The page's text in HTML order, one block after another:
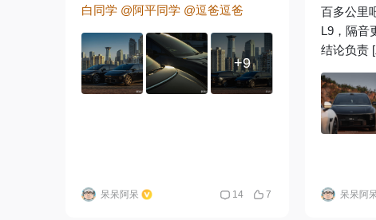
白同学 @阿平同学 @逗爸逗爸
+9
呆呆阿呆 14 7
百多公里
L9，隔音更
结论负责 [二哈] 颜值上
i6 以及从
机而动的小黑鲨 这
理想 但
呆呆阿